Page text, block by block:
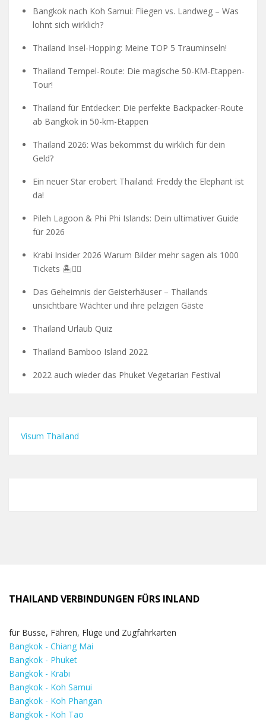
Bangkok nach Koh Samui: Fliegen vs. Landweg – Was
lohnt sich wirklich?
Thailand Insel-Hopping: Meine TOP 5 Trauminseln!
Thailand Tempel-Route: Die magische 50-KM-Etappen-
Tour!
Thailand für Entdecker: Die perfekte Backpacker-Route
ab Bangkok in 50-km-Etappen
Thailand 2026: Was bekommst du wirklich für dein
Geld?
Ein neuer Star erobert Thailand: Freddy the Elephant ist
da!
Pileh Lagoon & Phi Phi Islands: Dein ultimativer Guide
für 2026
Krabi Insider 2026 Warum Bilder mehr sagen als 1000
Tickets 🏝️🧗‍♂️
Das Geheimnis der Geisterhäuser – Thailands
unsichtbare Wächter und ihre pelzigen Gäste
Thailand Urlaub Quiz
Thailand Bamboo Island 2022
2022 auch wieder das Phuket Vegetarian Festival
Visum Thailand
THAILAND VERBINDUNGEN FÜRS INLAND
für Busse, Fähren, Flüge und Zugfahrkarten
Bangkok - Chiang Mai
Bangkok - Phuket
Bangkok - Krabi
Bangkok - Koh Samui
Bangkok - Koh Phangan
Bangkok - Koh Tao